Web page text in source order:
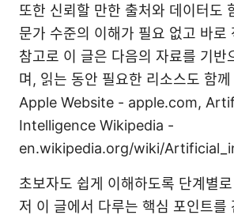
또한 신뢰할 만한 출처와 데이터도
문가 수준의 이해가 필요 없고 바로
참고로 이 글은 다음의 자료를 기반
며, 읽는 동안 필요한 리소스도 함
Apple Website - apple.com,
Intelligence Wikipedia -
en.wikipedia.org/wiki/
초보자도 쉽게 이해하도록 단계별
저 이 글에서 다루는 핵심 포인트를